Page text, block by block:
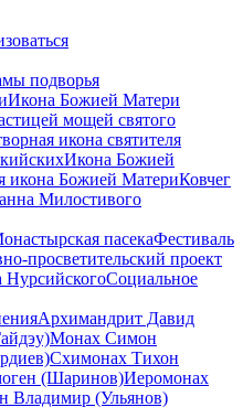
подворья
Икона Божией Матери
мощей святого
икона святителя
Икона Божией
икона Божией МатериКовчег
Милостивого
пасекаФестиваль
просветительский проект
НурсийскогоСоциальное
Архимандрит Давид
Монах Симон
Схимонах Тихон
(Шаринов)Иеромонах
Владимир (Ульянов)